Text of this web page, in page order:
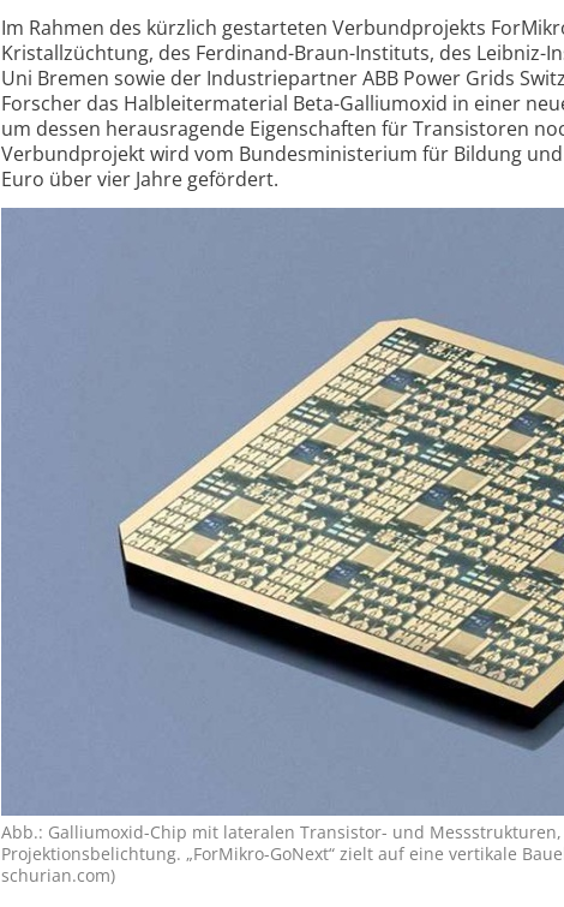
Im Rahmen des kürzlich gestarteten Verbund­projekts
Kristall­züchtung, des Ferdinand-Braun-Instituts, des Leibniz-
Uni Bremen sowie der Industrie­partner ABB Power Grids
Forscher das Halb­leiter­material Beta-Gallium­oxid in einer
um dessen heraus­ragende Eigen­schaften für Transis­toren
Verbund­projekt wird vom Bundes­ministerium für Bildung
Euro über vier Jahre gefördert.
Abb.: Galliumoxid-Chip mit lateralen Transistor- und
Projektionsbelichtung. „ForMikro-GoNext“ zielt auf eine vertikale
schurian.com)